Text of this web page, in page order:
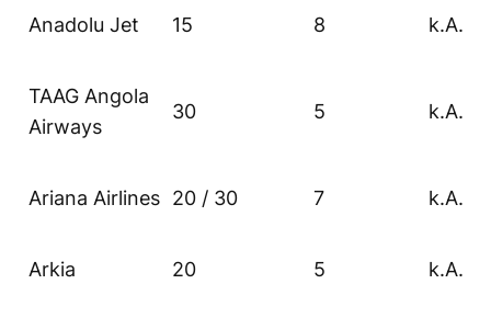
Anadolu Jet 15 8 k.A.
TAAG Angola
Airways
30 5 k.A.
Ariana Airlines 20 / 30 7 k.A.
Arkia 20 5 k.A.